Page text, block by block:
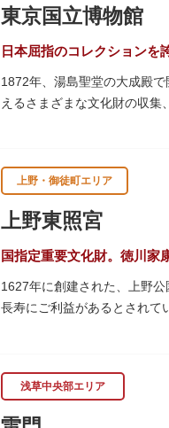
東京国立博物館
日本屈指のコレクションを
1872年、湯島聖堂の大成殿
えるさまざまな文化財の収集
帝冠様式の代表的建築物で
てみてはいかがでしょうか。
吹き抜けのエントランスに
て来館する方や時間が限られ
でしょう。
敷地内にはレストランやミュ
上野・御徒町エリア
上野東照宮
国指定重要文化財。徳川家
1627年に創建された、上野
長寿にご利益があるとされて
贅沢に金箔が使われた豪華
ために建てられたそう。社殿
浅草中央部エリア